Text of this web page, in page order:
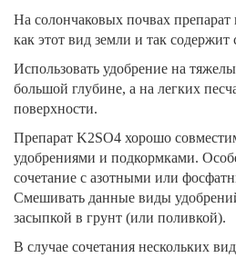
На солончаковых почвах препарат
как этот вид земли и так
Использовать удобрение на
большой глубине, а на легких
поверхности.
Препарат K2SO4 хорошо
удобрениями и подкормками.
сочетание с азотными или
Смешивать данные виды
засыпкой в грунт (или поливкой).
В случае сочетания нескольких